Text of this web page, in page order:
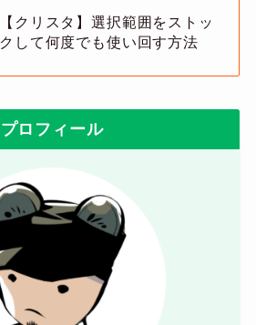
【クリスタ】選択範囲をストッ
クして何度でも使い回す方法
プロフィール